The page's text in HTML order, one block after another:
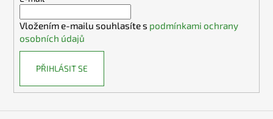
Vložením e-mailu souhlasíte s podmínkami ochrany
osobních údajů
PŘIHLÁSIT SE